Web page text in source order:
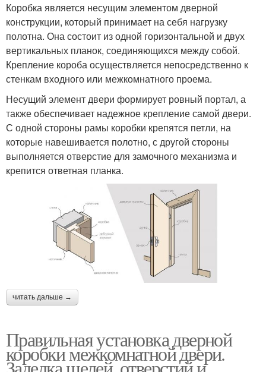
Коробка является несущим элементом дверной
конструкции, который принимает на себя нагрузку
полотна. Она состоит из одной горизонтальной и двух
вертикальных планок, соединяющихся между собой.
Крепление короба осуществляется непосредственно к
стенкам входного или межкомнатного проема.
Несущий элемент двери формирует ровный портал, а
также обеспечивает надежное крепление самой двери.
С одной стороны рамы коробки крепятся петли, на
которые навешивается полотно, с другой стороны
выполняется отверстие для замочного механизма и
крепится ответная планка.
читать дальше →
Правильная установка дверной
коробки межкомнатной двери.